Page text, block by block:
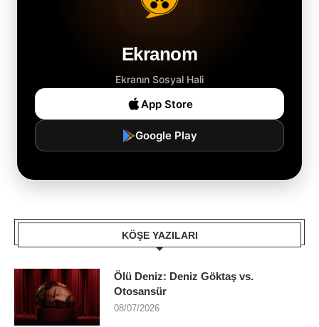
Ekranom
Ekranın Sosyal Hali
App Store
Google Play
KÖŞE YAZILARI
Ölü Deniz: Deniz Göktaş vs.
Otosansür
08/07/2026